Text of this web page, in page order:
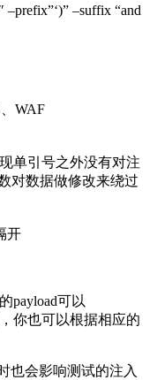
–prefix”‘)” –suffix “and
WAF
单引号之外没有对注
对数据做修改来绕过
开
payload可以
，你也可以根据相应的
也会影响测试的注入